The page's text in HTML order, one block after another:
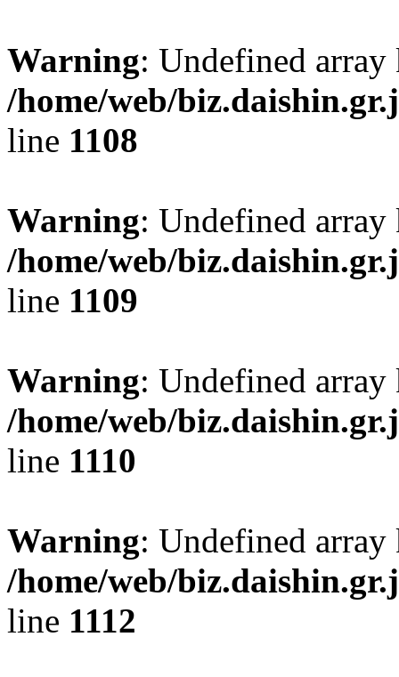
Warning: Undefined
/home/web/
line 1108
Warning: Undefined
/home/web/
line 1109
Warning: Undefined
/home/web/
line 1110
Warning: Undefined
/home/web/
line 1112